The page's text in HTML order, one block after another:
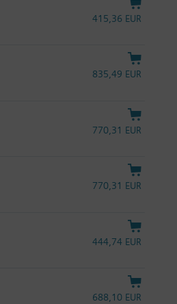
415,36 EUR
835,49 EUR
770,31 EUR
770,31 EUR
444,74 EUR
688,10 EUR